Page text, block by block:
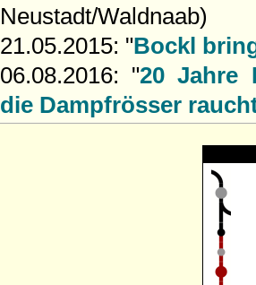
Neustadt/Waldnaab)
21.05.2015: "Bockl
06.08.2016: "20 Jahre
die Dampfrösser